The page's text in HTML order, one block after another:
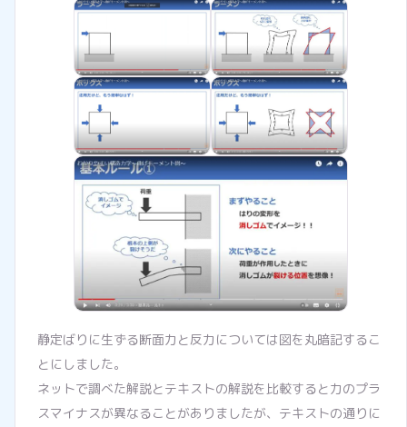
静定ばりに生ずる断面力と反力については図を丸暗記するこ
とにしました。
ネットで調べた解説とテキストの解説を比較すると力のプラ
スマイナスが異なることがありましたが、テキストの通りに